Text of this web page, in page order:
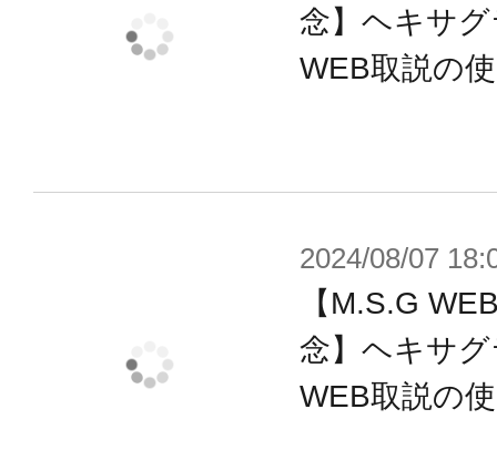
念】ヘキサ
WEB取説の
2024/08/07
【M.S.G
念】ヘキサ
WEB取説の